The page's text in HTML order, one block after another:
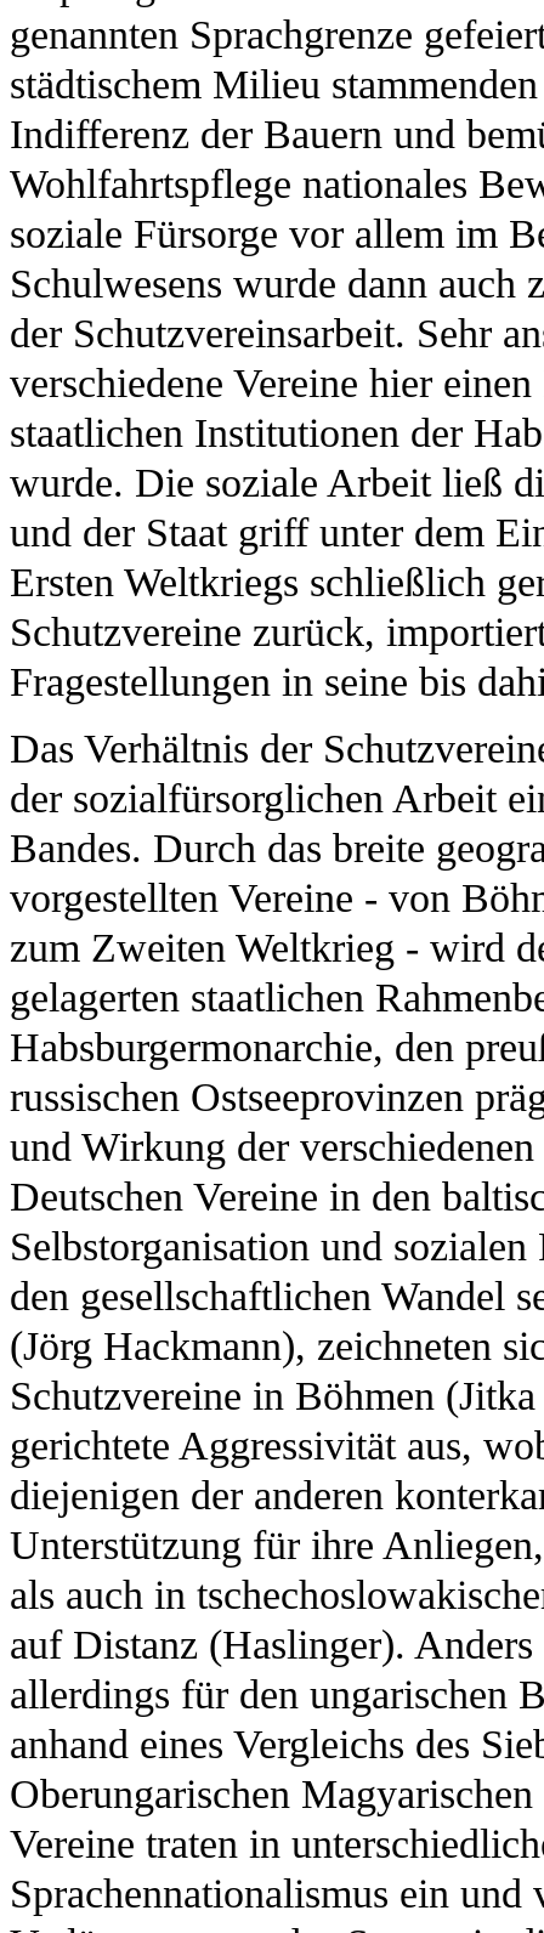
genannten Sprachgrenze
städtischem Milieu
Indifferenz der Bauern und
Wohlfahrtspflege nationales
soziale Fürsorge vor allem im
Schulwesens wurde dann auch
der Schutzvereinsarbeit. Sehr
verschiedene Vereine hier
staatlichen Institutionen der
wurde. Die soziale Arbeit ließ
und der Staat griff unter dem
Ersten Weltkriegs schließlich
Schutzvereine zurück,
Fragestellungen in seine bis
Das Verhältnis der
der sozialfürsorglichen Arbeit
Bandes. Durch das breite
vorgestellten Vereine - von
zum Zweiten Weltkrieg - wird
gelagerten staatlichen
Habsburgermonarchie, den
russischen Ostseeprovinzen
und Wirkung der
Deutschen Vereine in den
Selbstorganisation und
den gesellschaftlichen Wandel
(Jörg Hackmann), zeichneten
Schutzvereine in Böhmen
gerichtete Aggressivität aus,
diejenigen der anderen
Unterstützung für ihre
als auch in
auf Distanz (Haslinger).
allerdings für den ungarischen
anhand eines Vergleichs des
Oberungarischen
Vereine traten in
Sprachennationalismus ein